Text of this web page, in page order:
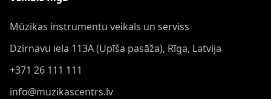
Mūzikas instrumentu veikals un serviss
Dzirnavu iela 113A (Upīša pasāža), Rīga, Latvija
+371 26 111 111
info@muzikascentrs.lv